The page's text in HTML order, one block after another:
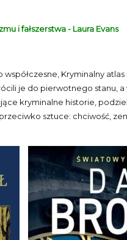
i fałszerstwa - Laura Evans
Kryminalny
je do pierwotnego stanu,
kryminalne historie,
sztuce: chciwość,